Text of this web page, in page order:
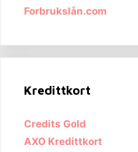
Forbrukslån.com
Kredittkort
Credits Gold
AXO Kredittkort